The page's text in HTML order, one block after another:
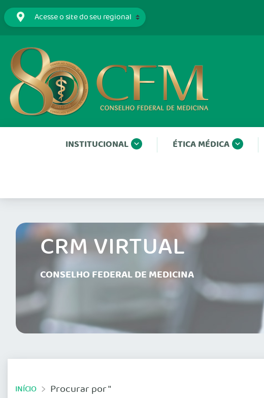
INSTITUCIONAL ÉTICA MÉDICA
CRM VIRTUAL
CONSELHO FEDERAL DE MEDICINA
INÍCIO Procurar por ''